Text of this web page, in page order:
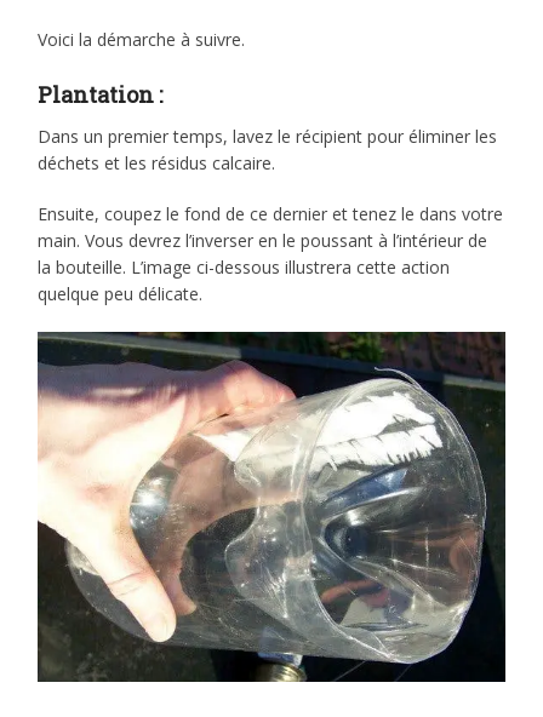
Voici la démarche à suivre.
Plantation :
Dans un premier temps, lavez le récipient pour éliminer les
déchets et les résidus calcaire.
Ensuite, coupez le fond de ce dernier et tenez le dans votre
main. Vous devrez l’inverser en le poussant à l’intérieur de
la bouteille. L’image ci-dessous illustrera cette action
quelque peu délicate.